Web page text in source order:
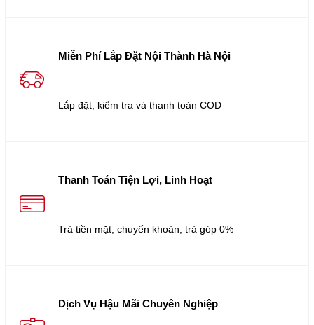
Miễn Phí Lắp Đặt Nội Thành Hà Nội
Lắp đặt, kiểm tra và thanh toán COD
Thanh Toán Tiện Lợi, Linh Hoạt
Trả tiền mặt, chuyển khoản, trả góp 0%
Dịch Vụ Hậu Mãi Chuyên Nghiệp